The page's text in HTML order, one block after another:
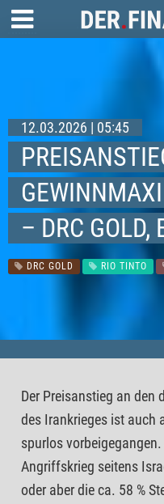
12.03.2026 | 05:45
– DRC GOLD,
DRC GOLD RIO TINTO
Der Preisanstieg an den
des Irankrieges ist auch
spurlos
Angriffskrieg seitens
oder aber die ca. 58 %